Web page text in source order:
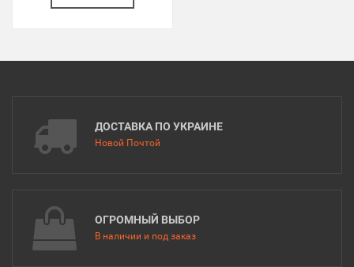
ДОСТАВКА ПО УКРАИНЕ
Новой Почтой
ОГРОМНЫЙ ВЫБОР
В наличии и под заказ